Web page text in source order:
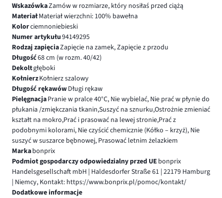
WskazówkaZamów w rozmiarze, który nosiłaś przed ciążą
MateriałMateriał wierzchni: 100% bawełna
Kolorciemnoniebieski
Numer artykułu94149295
Rodzaj zapięciaZapięcie na zamek, Zapięcie z przodu
Długość68 cm (w rozm. 40/42)
Dekoltgłęboki
KołnierzKołnierz szalowy
Długość rękawówDługi rękaw
PielęgnacjaPranie w pralce 40°C, Nie wybielać, Nie prać w płynie do
płukania /zmiękczania tkanin,Suszyć na sznurku,Ostrożnie zmieniać
kształt na mokro,Prać i prasować na lewej stronie,Prać z
podobnymi kolorami, Nie czyścić chemicznie (Kółko – krzyż), Nie
suszyć w suszarce bębnowej, Prasować letnim żelazkiem
Markabonprix
Podmiot gospodarczy odpowiedzialny przed UE bonprix
Handelsgesellschaft mbH | Haldesdorfer Straße 61 | 22179 Hamburg
| Niemcy, Kontakt: https://www.bonprix.pl/pomoc/kontakt/
Dodatkowe informacje